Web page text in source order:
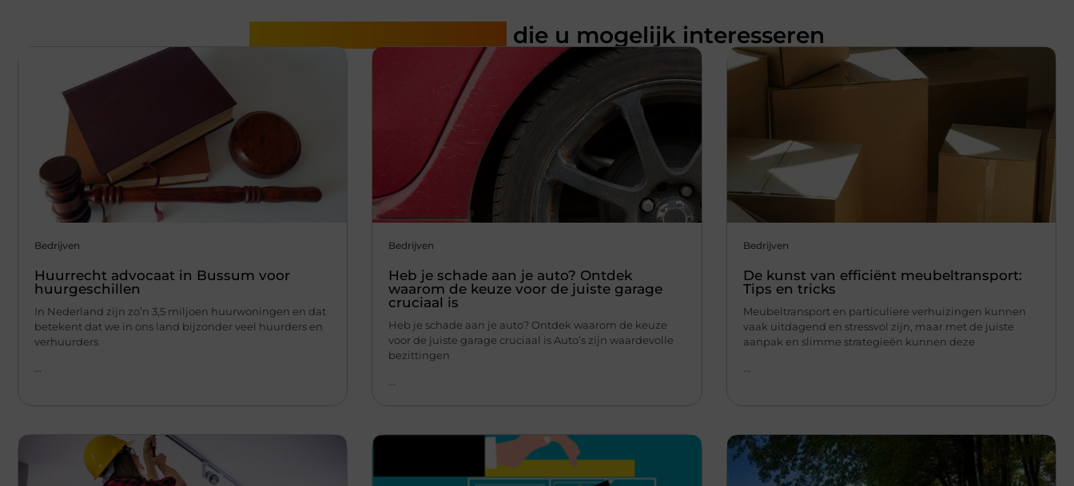
die u mogelijk interesseren
Bedrijven
Huurrecht advocaat in Bussum voor
huurgeschillen
In Nederland zijn zo’n 3,5 miljoen huurwoningen en dat
betekent dat we in ons land bijzonder veel huurders en
verhuurders
...
Bedrijven
Heb je schade aan je auto? Ontdek
waarom de keuze voor de juiste garage
cruciaal is
Heb je schade aan je auto? Ontdek waarom de keuze
voor de juiste garage cruciaal is Auto’s zijn waardevolle
bezittingen
...
Bedrijven
De kunst van efficiënt meubeltransport:
Tips en tricks
Meubeltransport en particuliere verhuizingen kunnen
vaak uitdagend en stressvol zijn, maar met de juiste
aanpak en slimme strategieën kunnen deze
...